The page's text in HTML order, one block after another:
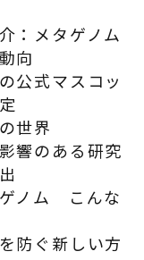
：メタゲノム
向
公式マスコッ
世界
響のある研究
ノム こんな
防ぐ新しい方